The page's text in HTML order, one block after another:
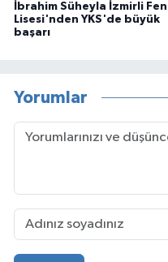
İbrahim Süheyla İzmirli Fen
Lisesi'nden YKS'de büyük
başarı
Yorumlar